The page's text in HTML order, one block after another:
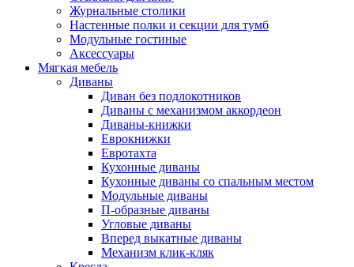
Журнальные столики
Настенные полки и секции для тумб
Модульные гостиные
Аксессуары
Мягкая мебель
Диваны
Диван без подлокотников
Диваны с механизмом аккордеон
Диваны-книжки
Еврокнижки
Евротахта
Кухонные диваны
Кухонные диваны со спальным местом
Модульные диваны
П-образные диваны
Угловые диваны
Вперед выкатные диваны
Механизм клик-кляк